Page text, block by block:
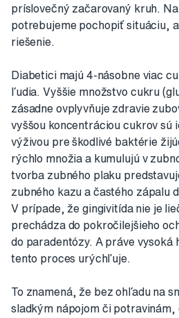
príslovečný začarovaný kruh.
potrebujeme pochopiť situáciu,
riešenie.
Diabetici majú 4-násobne viac
ľudia. Vyššie množstvo cukru
zásadne ovplyvňuje zdravie
vyššou koncentráciou cukrov sú
výživou pre škodlivé baktérie
rýchlo množia a kumulujú v
tvorba zubného plaku
zubného kazu a častého zápalu
V prípade, že gingivitída nie je
prechádza do pokročilejšieho
do paradentózy. A práve vysoká
tento proces urýchľuje.
To znamená, že bez ohľadu na
sladkým nápojom či potravinám,